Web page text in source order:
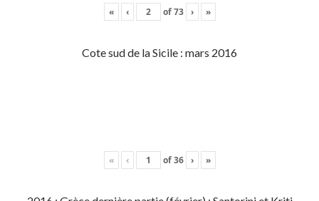
« ‹ of73 › »
Cote sud de la Sicile : mars 2016
« ‹ of36 › »